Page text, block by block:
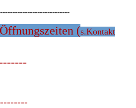
(s.Kontakt